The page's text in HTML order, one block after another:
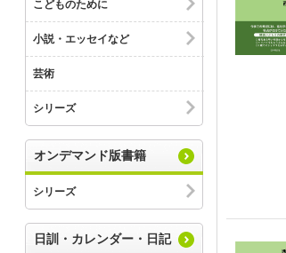
こどものために
小説・エッセイなど
芸術
シリーズ
オンデマンド版書籍
シリーズ
日訓・カレンダー・日記